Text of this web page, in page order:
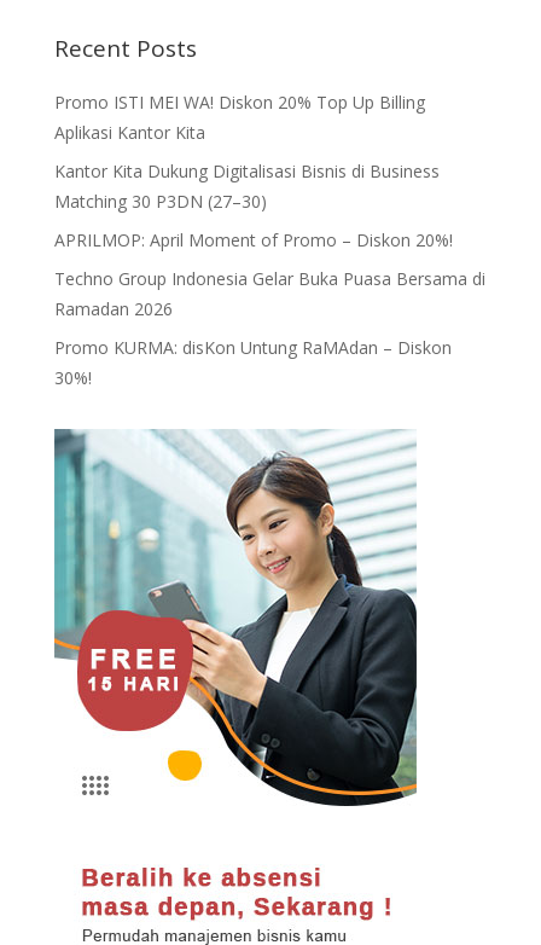
Recent Posts
Promo ISTI MEI WA! Diskon 20% Top Up Billing
Aplikasi Kantor Kita
Kantor Kita Dukung Digitalisasi Bisnis di Business
Matching 30 P3DN (27–30)
APRILMOP: April Moment of Promo – Diskon 20%!
Techno Group Indonesia Gelar Buka Puasa Bersama di
Ramadan 2026
Promo KURMA: disKon Untung RaMAdan – Diskon
30%!